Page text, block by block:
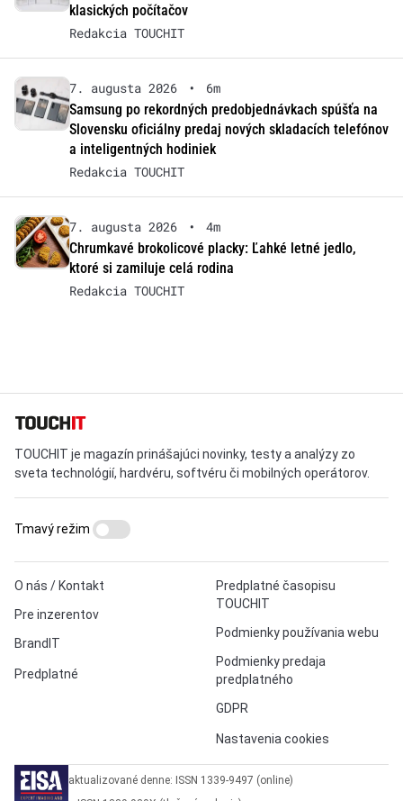
klasických počítačov
Redakcia TOUCHIT
7. augusta 2026 •
6m
Samsung po rekordných predobjednávkach spúšťa na
Slovensku oficiálny predaj nových skladacích telefónov
a inteligentných hodiniek
Redakcia TOUCHIT
7. augusta 2026 •
4m
Chrumkavé brokolicové placky: Ľahké letné jedlo,
ktoré si zamiluje celá rodina
Redakcia TOUCHIT
TOUCHIT je magazín prinášajúci novinky, testy a analýzy zo
sveta technológií, hardvéru, softvéru či mobilných operátorov.
O nás / Kontakt
Pre inzerentov
BrandIT
Predplatné
Predplatné časopisu
TOUCHIT
Podmienky používania webu
Podmienky predaja
predplatného
GDPR
Nastavenia cookies
Tmavý režim
aktualizované denne: ISSN 1339-9497 (online)